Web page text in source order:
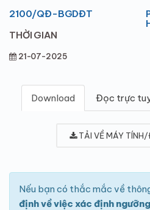
2100/QĐ-BGDĐT
THỜI GIAN
21-07-2025
Download Đọc trực
TẢI VỀ MÁY TÍNH/
Nếu bạn có thắc mắc về
định về việc xác định